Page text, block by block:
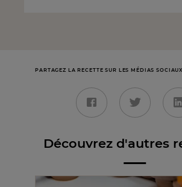
PARTAGEZ LA RECETTE SUR LES MÉDIAS SOCIAUX
Découvrez d'autres